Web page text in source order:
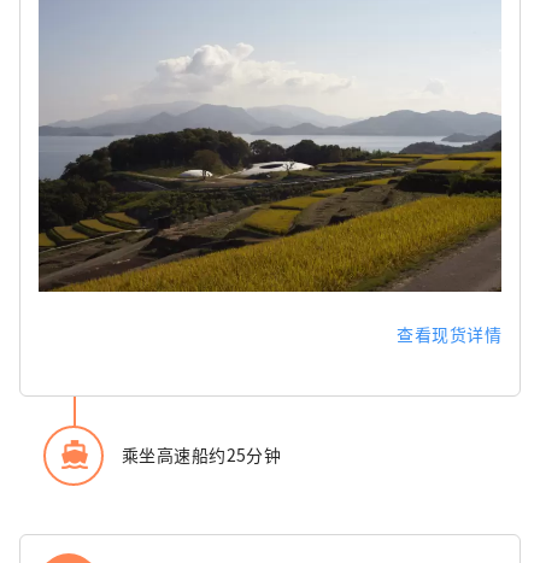
查看现货详情
directions_boat 乘坐高速船约25分钟